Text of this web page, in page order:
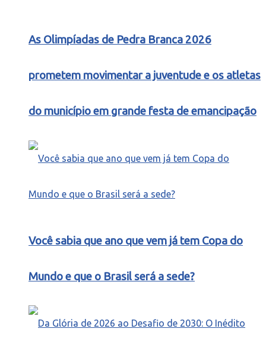
As Olimpíadas de Pedra Branca 2026
prometem movimentar a juventude e os atletas
do município em grande festa de emancipação
Você sabia que ano que vem já tem Copa do
Mundo e que o Brasil será a sede?